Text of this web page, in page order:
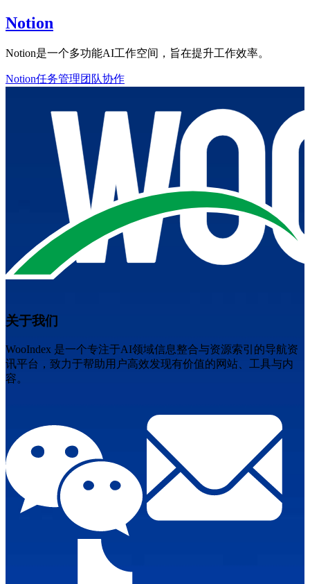
Notion
Notion是一个多功能AI工作空间，旨在提升工作效率。
Notion任务管理团队协作
关于我们
WooIndex 是一个专注于AI领域信息整合与资源索引的导航资
讯平台，致力于帮助用户高效发现有价值的网站、工具与内
容。